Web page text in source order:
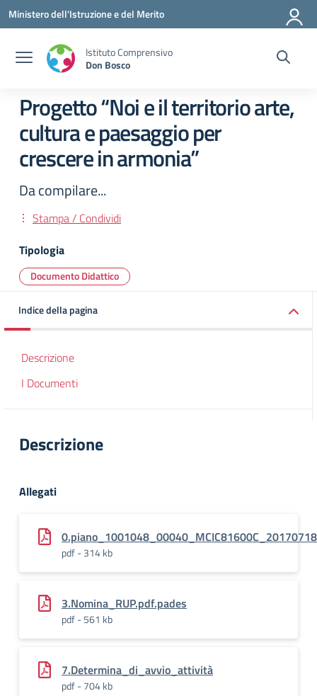
Vai ai contenuti
Vai al menu di navigazione
Vai al footer
Ministero dell'Istruzione e del Merito
Istituto Comprensivo
Don Bosco
Progetto “Noi e il territorio arte,
cultura e paesaggio per
crescere in armonia”
Da compilare...
Stampa / Condividi
Tipologia
Documento Didattico
Indice della pagina
Descrizione
I Documenti
Descrizione
Allegati
pdf - 314 kb
3.Nomina_RUP.pdf.pades
pdf - 561 kb
7.Determina_di_avvio_attività
pdf - 704 kb